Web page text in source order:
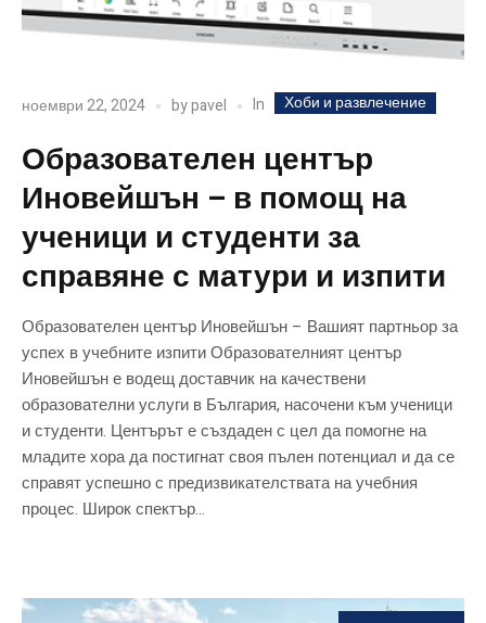
ноември 22, 2024 bypavel In Хоби и развлечение
Образователен център
Иновейшън – в помощ на
ученици и студенти за
справяне с матури и изпити
Образователен център Иновейшън – Вашият партньор за
успех в учебните изпити Образователният център
Иновейшън е водещ доставчик на качествени
образователни услуги в България, насочени към ученици
и студенти. Центърът е създаден с цел да помогне на
младите хора да постигнат своя пълен потенциал и да се
справят успешно с предизвикателствата на учебния
процес. Широк спектър...